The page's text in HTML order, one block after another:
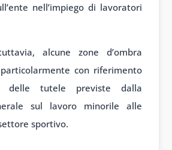
nell’impiego di lavoratori
alcune zone d’ombra
con riferimento
delle tutele previste dalla
sul lavoro minorile alle
sportivo.